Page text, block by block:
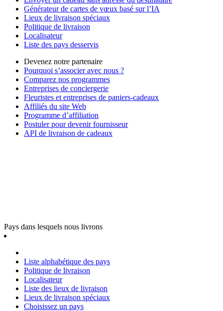
Générateur de cartes de vœux basé sur l’IA
Lieux de livraison spéciaux
Politique de livraison
Localisateur
Liste des pays desservis
Devenez notre partenaire
Pourquoi s’associer avec nous ?
Comparez nos programmes
Entreprises de conciergerie
Fleuristes et entreprises de paniers-cadeaux
Affiliés du site Web
Programme d’affiliation
Postuler pour devenir fournisseur
API de livraison de cadeaux
Pays dans lesquels nous livrons
Liste alphabétique des pays
Politique de livraison
Localisateur
Liste des lieux de livraison
Lieux de livraison spéciaux
Choisissez un pays